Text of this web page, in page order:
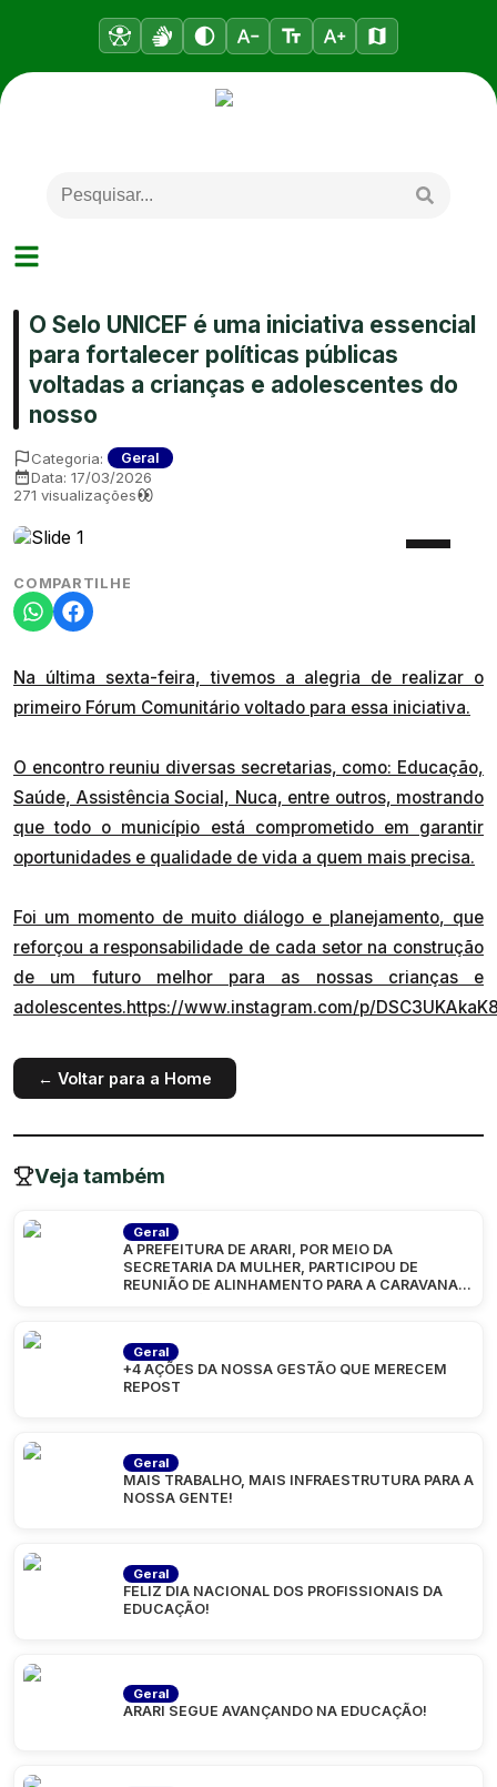
O Selo UNICEF é uma iniciativa essencial
para fortalecer políticas públicas
voltadas a crianças e adolescentes do
nosso
Categoria: Geral
Data: 17/03/2026
271 visualizações
COMPARTILHE
Na última sexta-feira, tivemos a alegria de realizar o
primeiro Fórum Comunitário voltado para essa iniciativa.
O encontro reuniu diversas secretarias, como: Educação,
Saúde, Assistência Social, Nuca, entre outros, mostrando
que todo o município está comprometido em garantir
oportunidades e qualidade de vida a quem mais precisa.
Foi um momento de muito diálogo e planejamento, que
reforçou a responsabilidade de cada setor na construção
de um futuro melhor para as nossas crianças e
adolescentes.https://www.instagram.com/p/
← Voltar para a Home
Veja também
Geral
A PREFEITURA DE ARARI, POR MEIO DA
SECRETARIA DA MULHER, PARTICIPOU DE
REUNIÃO DE ALINHAMENTO PARA A CARAVANA
Geral
+4 AÇÕES DA NOSSA GESTÃO QUE MERECEM
REPOST
Geral
MAIS TRABALHO, MAIS INFRAESTRUTURA PARA A
NOSSA GENTE!
Geral
FELIZ DIA NACIONAL DOS PROFISSIONAIS DA
EDUCAÇÃO!
Geral
ARARI SEGUE AVANÇANDO NA EDUCAÇÃO!